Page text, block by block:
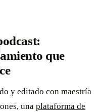
que
y editado con maestría
una plataforma de